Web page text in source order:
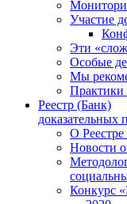
Участие
Эти
Особые
Мы
Практики
Реестр (Банк)
доказательных
О Реестре
Новости о
Конкурс